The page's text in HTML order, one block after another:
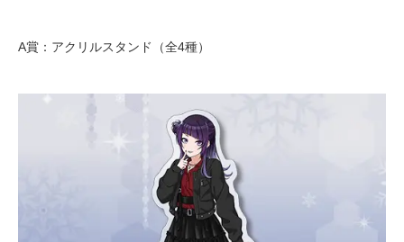
A賞：アクリルスタンド（全4種）